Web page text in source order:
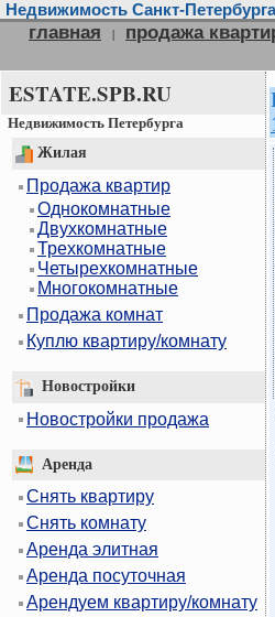
Недвижимость Санкт-
главная | продажа
ESTATE.SPB.RU
Недвижимость Петербурга
Жилая
Продажа квартир
Однокомнатные
Двухкомнатные
Трехкомнатные
Четырехкомнатные
Многокомнатные
Продажа комнат
Куплю квартиру/комнату
Новостройки
Новостройки продажа
Аренда
Снять квартиру
Снять комнату
Аренда элитная
Аренда посуточная
Арендуем квартиру/комнату